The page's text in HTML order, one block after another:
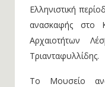
Ελληνιστική
ανασκαφής στο
Αρχαιοτήτων
Τριανταφυλλίδης.
Το Μουσείο